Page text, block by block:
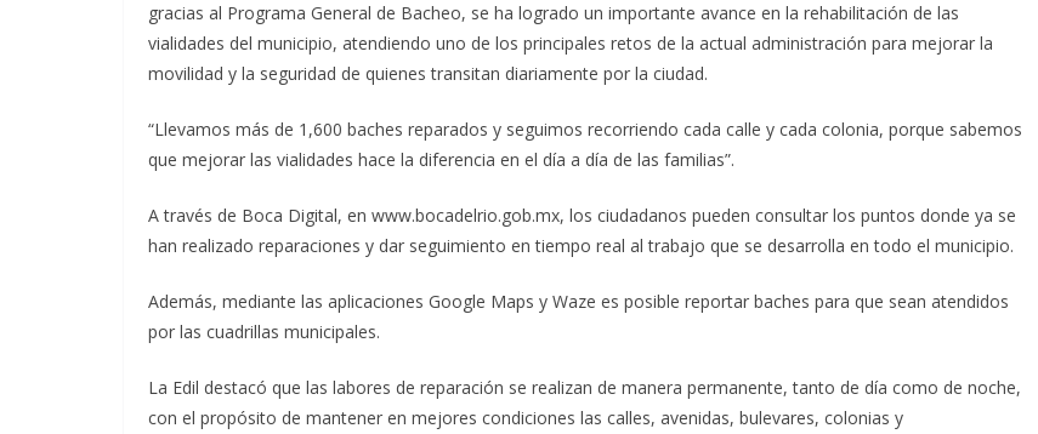
gracias al Programa General de Bacheo, se ha logrado un importante avance en la rehabilitación de las
vialidades del municipio, atendiendo uno de los principales retos de la actual administración para mejorar la
movilidad y la seguridad de quienes transitan diariamente por la ciudad.
“Llevamos más de 1,600 baches reparados y seguimos recorriendo cada calle y cada colonia, porque sabemos
que mejorar las vialidades hace la diferencia en el día a día de las familias”.
A través de Boca Digital, en www.bocadelrio.gob.mx, los ciudadanos pueden consultar los puntos donde ya se
han realizado reparaciones y dar seguimiento en tiempo real al trabajo que se desarrolla en todo el municipio.
Además, mediante las aplicaciones Google Maps y Waze es posible reportar baches para que sean atendidos
por las cuadrillas municipales.
La Edil destacó que las labores de reparación se realizan de manera permanente, tanto de día como de noche,
con el propósito de mantener en mejores condiciones las calles, avenidas, bulevares, colonias y